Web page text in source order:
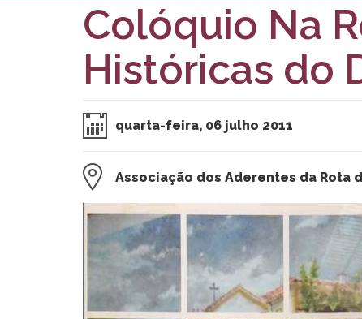
Colóquio Na
Históricas do
quarta-feira, 06 julho 2011
Associação dos Aderentes da Rota